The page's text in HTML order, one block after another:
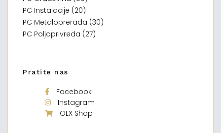
PC Instalacije (20)
PC Metaloprerada (30)
PC Poljoprivreda (27)
Pratite nas
Facebook
Instagram
OLX Shop